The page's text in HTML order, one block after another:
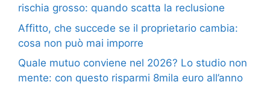
rischia grosso: quando scatta la reclusione
Affitto, che succede se il proprietario cambia:
cosa non può mai imporre
Quale mutuo conviene nel 2026? Lo studio non
mente: con questo risparmi 8mila euro all’anno